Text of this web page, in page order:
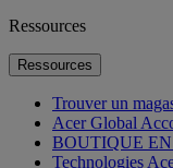
Ressources
Ressources
Trouver un
Acer Global
BOUTIQUE
Technologies